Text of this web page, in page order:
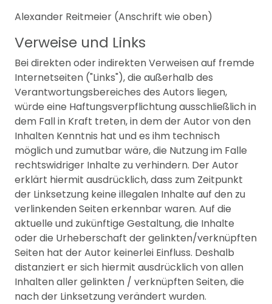
Alexander Reitmeier (Anschrift wie oben)
Verweise und Links
Bei direkten oder indirekten Verweisen auf fremde
Internetseiten ("Links"), die außerhalb des
Verantwortungsbereiches des Autors liegen,
würde eine Haftungsverpflichtung ausschließlich in
dem Fall in Kraft treten, in dem der Autor von den
Inhalten Kenntnis hat und es ihm technisch
möglich und zumutbar wäre, die Nutzung im Falle
rechtswidriger Inhalte zu verhindern. Der Autor
erklärt hiermit ausdrücklich, dass zum Zeitpunkt
der Linksetzung keine illegalen Inhalte auf den zu
verlinkenden Seiten erkennbar waren. Auf die
aktuelle und zukünftige Gestaltung, die Inhalte
oder die Urheberschaft der gelinkten/verknüpften
Seiten hat der Autor keinerlei Einfluss. Deshalb
distanziert er sich hiermit ausdrücklich von allen
Inhalten aller gelinkten / verknüpften Seiten, die
nach der Linksetzung verändert wurden.